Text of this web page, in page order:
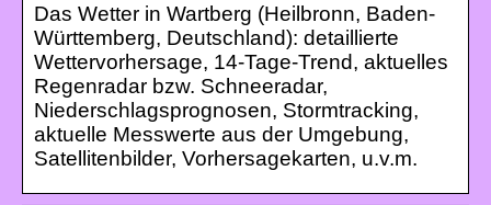
Das Wetter in Wartberg (Heilbronn, Baden-
Württemberg, Deutschland): detaillierte
Wettervorhersage, 14-Tage-Trend, aktuelles
Regenradar bzw. Schneeradar,
Niederschlagsprognosen, Stormtracking,
aktuelle Messwerte aus der Umgebung,
Satellitenbilder, Vorhersagekarten, u.v.m.